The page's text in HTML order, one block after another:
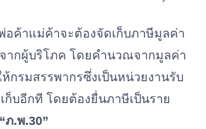
อค้าแม่ค้าจะต้องจัดเก็บภาษีมูลค่า
จากผู้บริโภค โดยคำนวณจากมูลค่า
กรมสรรพากรซึ่งเป็นหน่วยงานรับ
ก็บอีกที โดยต้องยื่นภาษีเป็นราย
“ภ.พ.30”